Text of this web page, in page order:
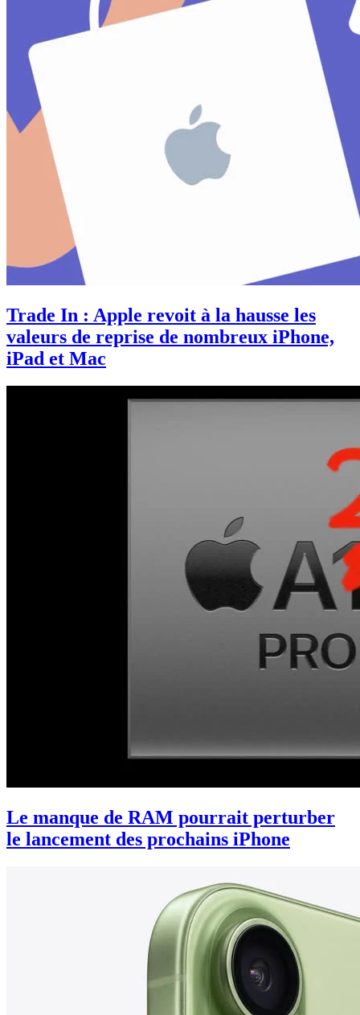
Trade In : Apple revoit à la hausse les
valeurs de reprise de nombreux iPhone,
iPad et Mac
Le manque de RAM pourrait perturber
le lancement des prochains iPhone